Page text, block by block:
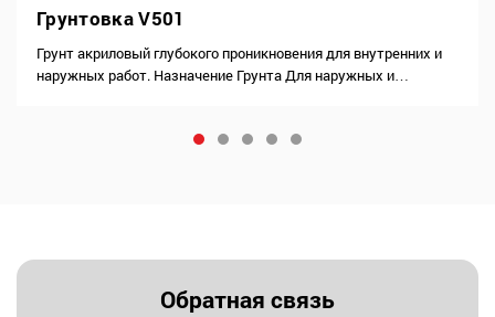
Грунтовка V501
Грунт акриловый глубокого проникновения для внутренних и
наружных работ. Назначение Грунта Для наружных и
панелей гипсокартона,…
Обратная связь